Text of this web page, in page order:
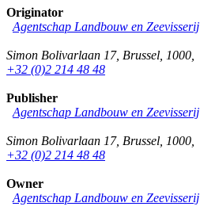
Originator
Agentschap Landbouw en Zeevisserij
Simon Bolivarlaan 17, Brussel 1000
+32 (0)2 214 48 48
Publisher
Agentschap Landbouw en Zeevisserij
Simon Bolivarlaan 17, Brussel 1000
+32 (0)2 214 48 48
Owner
Agentschap Landbouw en Zeevisserij